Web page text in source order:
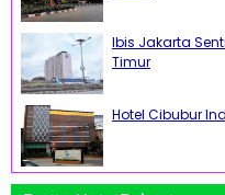
Ibis Jakarta
Timur
Hotel Cibubur